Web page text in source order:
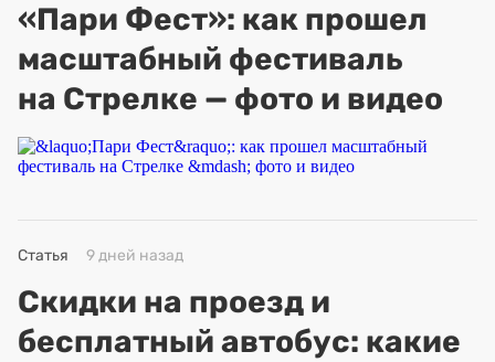
«Пари Фест»: как прошел
масштабный фестиваль
на Стрелке — фото и видео
Статья 9 дней назад
Скидки на проезд и
бесплатный автобус: какие